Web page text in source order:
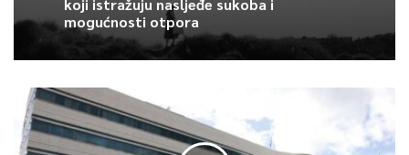
Događaj se održava 2. jula ove godine u Aria Mall Sarajevo, dok
će se centralni dio programa odvijati u 19 sati na etaži -1, a
cjelokupan Aria Mall će tokom dana biti transformisan u modni
0
koji istražuju nasljeđe sukoba i
mogućnosti otpora